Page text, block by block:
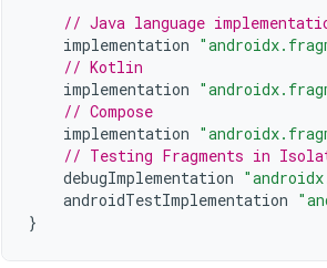
// Java language
implementation
// Kotlin
implementation
// Compose
implementation
// Testing Fragments in
debugImplementation
androidTestImplementation
}